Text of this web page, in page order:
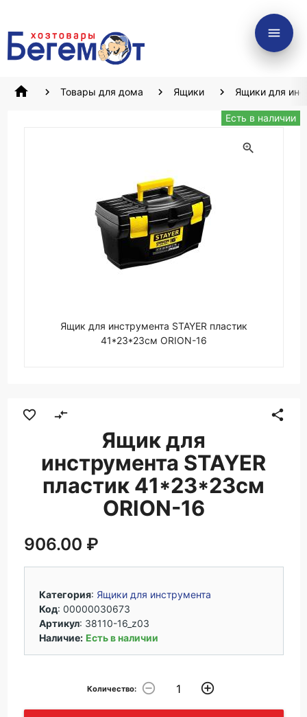
menu
home Товары для дома Ящики Ящики для
Есть в наличии
Ящик для инструмента STAYER пластик
41*23*23см ORION-16
favorite_border compare_arrows share
Ящик для
инструмента STAYER
пластик 41*23*23см
ORION-16
906.00 ₽
Категория: Ящики для инструмента
Код: 00000030673
Артикул: 38110-16_z03
Наличие: Есть в наличии
Количество: remove_circle_outline add_circle_outline